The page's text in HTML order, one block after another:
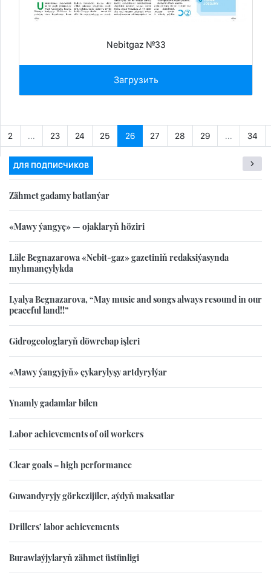
Nebitgaz №33
Загрузить
2 ... 23 24 25 26 27 28 29 ... 34
ДЛЯ ПОДПИСЧИКОВ
Zähmet gadamy batlanýar
«Mawy ýangyç» — ojaklaryň höziri
Läle Begnazarowa «Nebit-gaz» gazetiniň redaksiýasynda
myhmançylykda
Lyalya Begnazarova, “May music and songs always resound in our
peaceful land!!”
Gidrogeologlaryň döwrebap işleri
«Mawy ýangyjyň» çykarylyşy artdyrylýar
Ynamly gadamlar bilen
Labor achievements of oil workers
Clear goals – high performance
Guwandyryjy görkezijiler, aýdyň maksatlar
Drillers’ labor achievements
Burawlaýjylaryň zähmet üstünligi